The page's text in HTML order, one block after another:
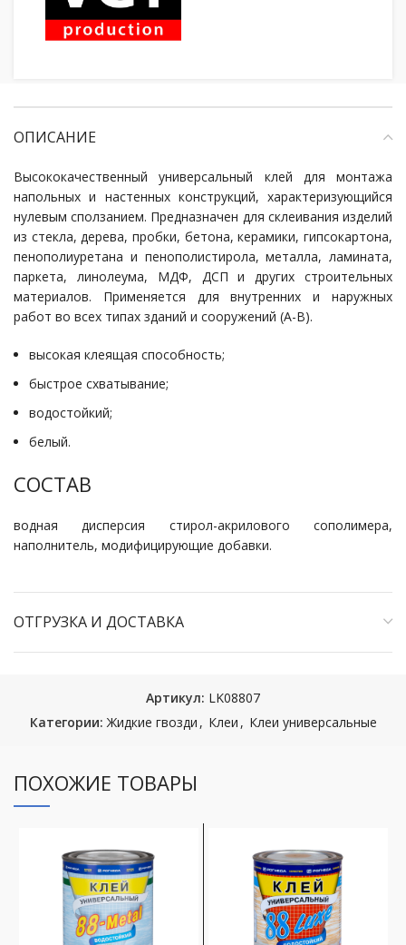
ОПИСАНИЕ
Высококачественный универсальный клей для монтажа
напольных и настенных конструкций, характеризующийся
нулевым сползанием. Предназначен для склеивания изделий
из стекла, дерева, пробки, бетона, керамики, гипсокартона,
пенополиуретана и пенополистирола, металла, ламината,
паркета, линолеума, МДФ, ДСП и других строительных
материалов. Применяется для внутренних и наружных
работ во всех типах зданий и сооружений (А-В).
высокая клеящая способность;
быстрое схватывание;
водостойкий;
белый.
СОСТАВ
водная дисперсия стирол-акрилового сополимера,
наполнитель, модифицирующие добавки.
ОТГРУЗКА И ДОСТАВКА
Артикул: LK08807
Категории: Жидкие гвозди , Клеи , Клеи универсальные
ПОХОЖИЕ ТОВАРЫ